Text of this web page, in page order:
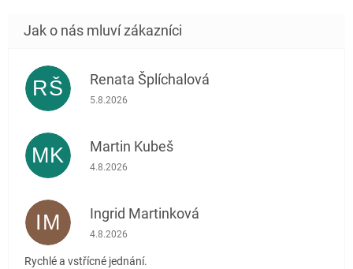
RŠ Renata Šplíchalová
Hodnocení obchodu je 5 z 5 hvězdiček.
5.8.2026
MK Martin Kubeš
Hodnocení obchodu je 5 z 5 hvězdiček.
4.8.2026
IM Ingrid Martinková
Hodnocení obchodu je 5 z 5 hvězdiček.
4.8.2026
Rychlé a vstřícné jednání.